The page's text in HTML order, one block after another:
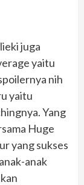
juga
yaitu
nih
yaitu
Yang
Huge
yang sukses
anak